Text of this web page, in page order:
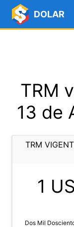
DOLAR
TRM
13 de
TRM
1
Dos Mil